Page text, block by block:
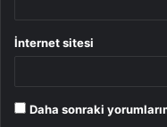
İnternet sitesi
Daha sonraki